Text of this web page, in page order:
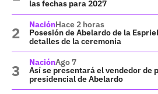
las fechas para 2027
NaciónHace 2 horas
Posesión de Abelardo de la
detalles de la ceremonia
NaciónAgo 7
Así se presentará el vendedor de
presidencial de Abelardo